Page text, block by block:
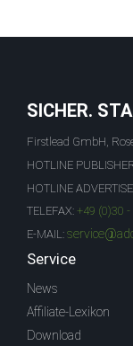
SICHER.
Firstlead GmbH,
HOTLINE
HOTLINE
TELEFAX: +49 (0)30
E-MAIL:
Service
News
Affiliate-Lexikon
Download